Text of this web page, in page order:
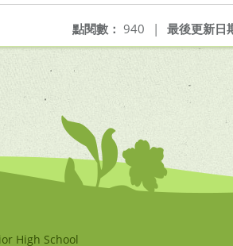
最後更新日
點閱數： 940 |
High School